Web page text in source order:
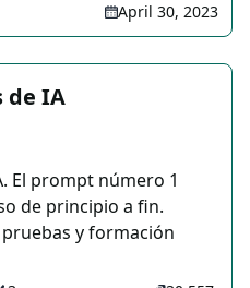
April 30, 2023
de IA
El prompt número 1
de principio a fin.
y formación